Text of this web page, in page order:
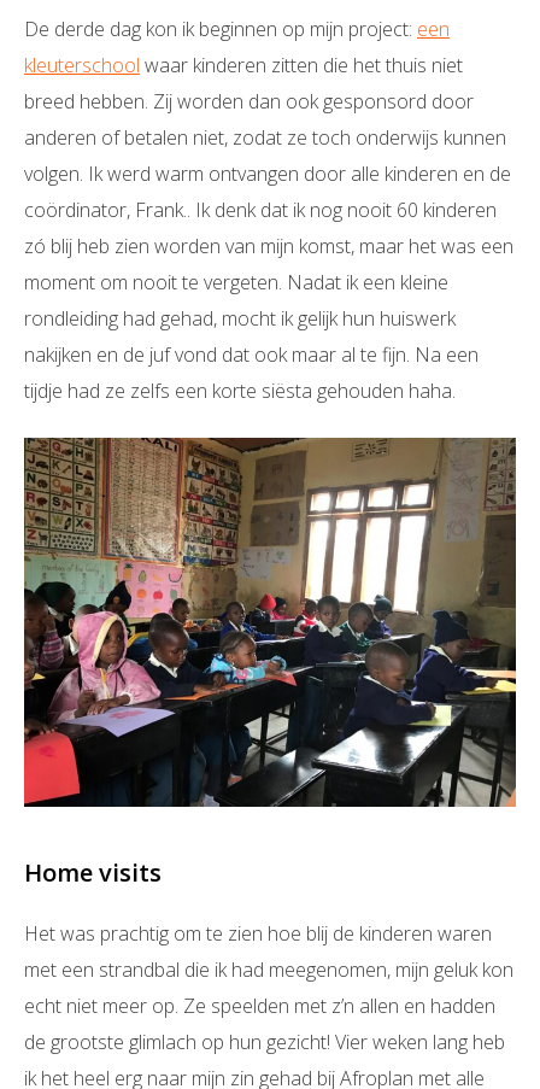
De derde dag kon ik beginnen op mijn project: een
kleuterschool waar kinderen zitten die het thuis niet
breed hebben. Zij worden dan ook gesponsord door
anderen of betalen niet, zodat ze toch onderwijs kunnen
volgen. Ik werd warm ontvangen door alle kinderen en de
coördinator, Frank.. Ik denk dat ik nog nooit 60 kinderen
zó blij heb zien worden van mijn komst, maar het was een
moment om nooit te vergeten. Nadat ik een kleine
rondleiding had gehad, mocht ik gelijk hun huiswerk
nakijken en de juf vond dat ook maar al te fijn. Na een
tijdje had ze zelfs een korte siësta gehouden haha.
Home visits
Het was prachtig om te zien hoe blij de kinderen waren
met een strandbal die ik had meegenomen, mijn geluk kon
echt niet meer op. Ze speelden met z’n allen en hadden
de grootste glimlach op hun gezicht! Vier weken lang heb
ik het heel erg naar mijn zin gehad bij Afroplan met alle